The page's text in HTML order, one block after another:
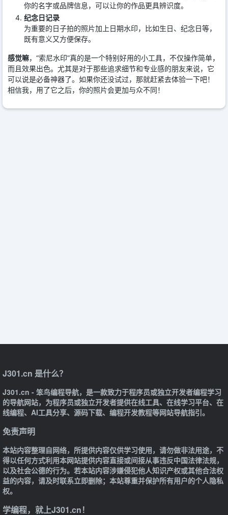
你的名字或品牌信息，可以让你的作品更具辨识度。
纪念日记录
为重要的日子拍的照片加上日期水印，比如生日、纪念日等，
既有意义又方便保存。
感觉嘛，“索尼水印”真的是一个特别好用的小工具，不仅操作简单，
而且效果出色。尤其是对于那些追求细节和专业感的朋友来说，它
可以说是必备神器了。如果你还没试过，那就赶紧去体验一下吧！
相信我，用了它之后，你的照片会更加与众不同！
J301.cn 是什么？
J301.cn - 笨鸟编程导航，是一款致力于程序员或独立开发者编程学习
的导航网站，为程序员或独立开发者提供在线工具、在线学习平台、在
线编程、AI工具分享、源码下载、编程开发教程等网站导航指引。
免责声明
本站内容整理自网络，所提供内容仅供学习使用，请勿做非法用途，不
得以任何方式利用本网站提供内容直接或间接从事违反中国法律法规，
以及社会公德的行为。若本站内容涉嫌侵犯他人知识产权或其他合法权
益的内容，请及时联系立即删除；本站尊重并保护所有用户的个人隐私
权。
学编程，就上J301.cn！